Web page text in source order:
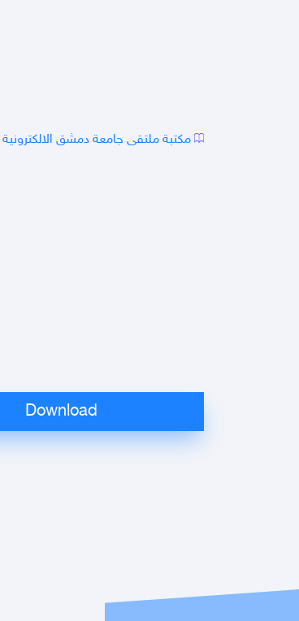
مكتبة ملتقى جامعة دمشق الالكترونية